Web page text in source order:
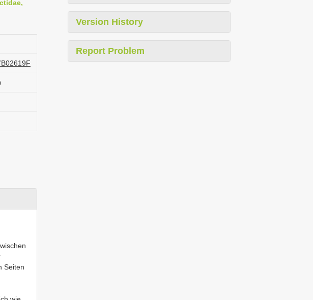
Seiten
Version History
Report Problem